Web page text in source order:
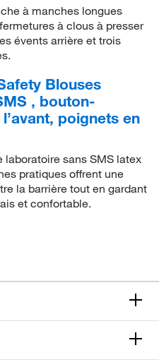
à manches longues
à clous à presser
évents arrière et trois
Blouses
, bouton-
poignets en
laboratoire sans SMS latex
pratiques offrent une
la barrière tout en gardant
et confortable.